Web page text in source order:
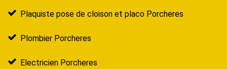
Plaquiste pose de cloison et placo Porcheres
Plombier Porcheres
Electricien Porcheres